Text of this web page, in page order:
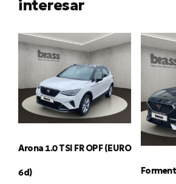
interesar
Arona 1.0 TSI FR OPF (EURO
6d)